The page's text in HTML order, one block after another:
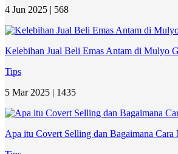
4 Jun 2025 | 568
Kelebihan Jual Beli Emas Antam di Mulyo
Tips
5 Mar 2025 | 1435
Apa itu Covert Selling dan Bagaimana Cara